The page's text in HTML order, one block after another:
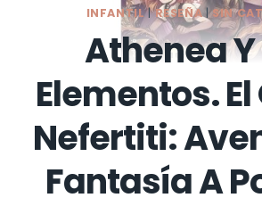
INFANTIL|RESEÑA|SIN
Athenea Y
Elementos. El
Nefertiti:
Fantasía A